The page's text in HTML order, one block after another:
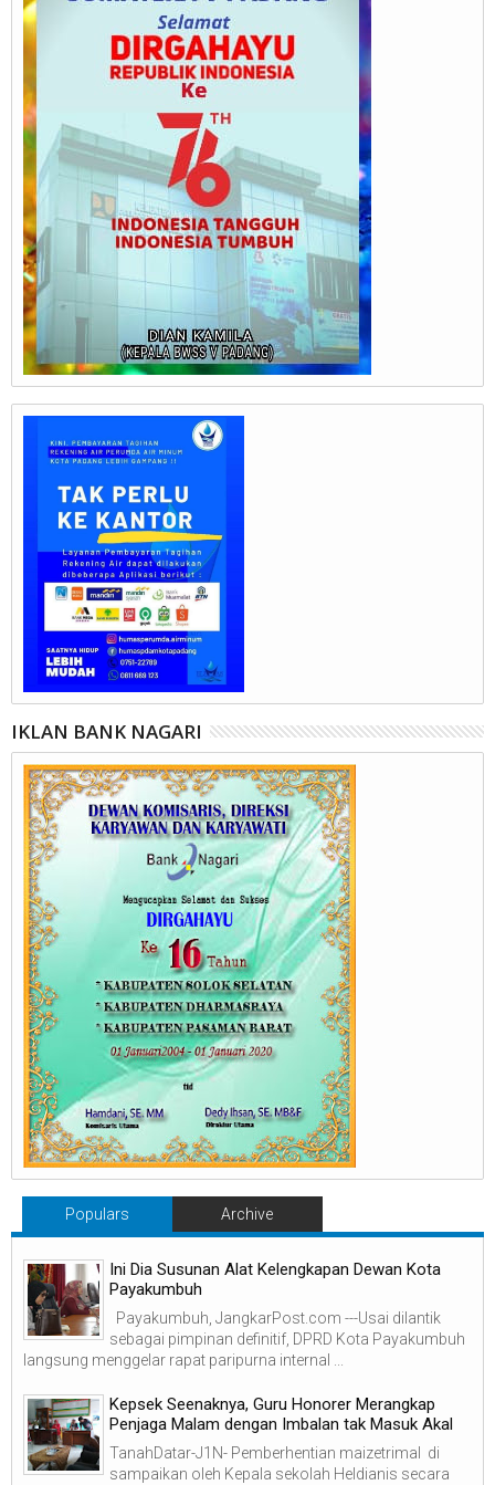
IKLAN BANK NAGARI
Populars Archive
Ini Dia Susunan Alat Kelengkapan Dewan Kota
Payakumbuh
Payakumbuh, JangkarPost.com ---Usai dilantik
sebagai pimpinan definitif, DPRD Kota Payakumbuh
langsung menggelar rapat paripurna internal ...
Kepsek Seenaknya, Guru Honorer Merangkap
Penjaga Malam dengan Imbalan tak Masuk Akal
TanahDatar-J1N- Pemberhentian maizetrimal di
sampaikan oleh Kepala sekolah Heldianis secara